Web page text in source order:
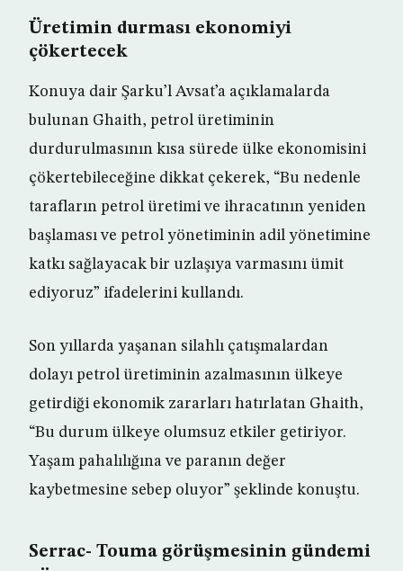
Üretimin durması ekonomiyi
çökertecek
Konuya dair Şarku’l Avsat’a açıklamalarda
bulunan Ghaith, petrol üretiminin
durdurulmasının kısa sürede ülke ekonomisini
çökertebileceğine dikkat çekerek, “Bu nedenle
tarafların petrol üretimi ve ihracatının yeniden
başlaması ve petrol yönetiminin adil yönetimine
katkı sağlayacak bir uzlaşıya varmasını ümit
ediyoruz” ifadelerini kullandı.
Son yıllarda yaşanan silahlı çatışmalardan
dolayı petrol üretiminin azalmasının ülkeye
getirdiği ekonomik zararları hatırlatan Ghaith,
“Bu durum ülkeye olumsuz etkiler getiriyor.
Yaşam pahalılığına ve paranın değer
kaybetmesine sebep oluyor” şeklinde konuştu.
Serrac- Touma görüşmesinin gündemi